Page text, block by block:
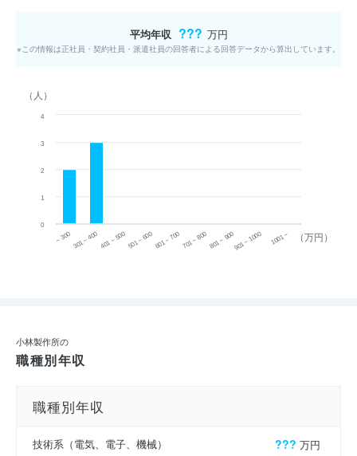
平均年収 ??? 万円
※この情報は正社員・契約社員・派遣社員の回答者による回答データから算出しています。
（万円）
（人）
~ 300 301 ~ 400 401 ~ 500501 ~ 600601 ~ 700701 ~ 800801 ~ 900901 ~ 1000 1001 ~
0
1
2
3
4
小林製作所の
職種別年収
職種別年収
技術系（電気、電子、機械） ??? 万円